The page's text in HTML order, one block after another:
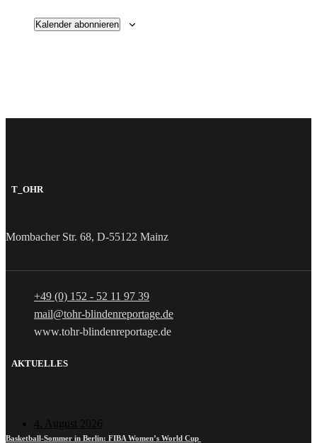
Kalender abonnieren
T_OHR
Mombacher Str. 68, D-55122 Mainz
+49 (0) 152 - 52 11 97 39
mail@tohr-blindenreportage.de
www.tohr-blindenreportage.de
AKTUELLES
4. August 2026
Basketball-Sommer in Berlin: FIBA Women’s World Cup